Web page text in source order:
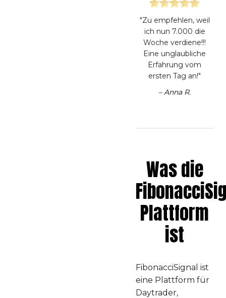
"Zu empfehlen, weil
ich nun 7.000 die
Woche verdiene!!!
Eine unglaubliche
Erfahrung vom
ersten Tag an!"
– Anna R.
Was die
Plattform
ist
FibonacciSignal ist
eine Plattform für
Daytrader,